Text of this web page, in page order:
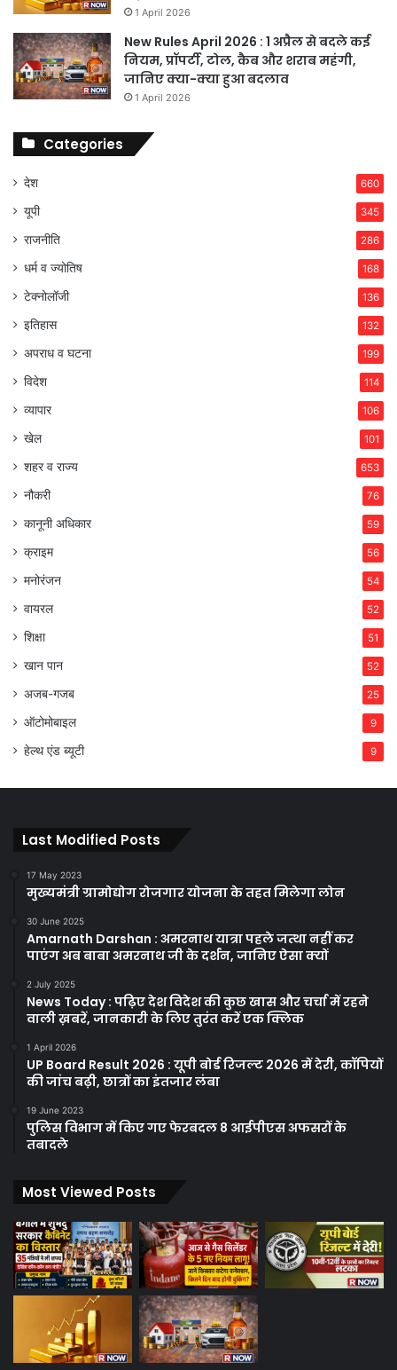
1 April 2026
New Rules April 2026 : 1 अप्रैल से बदले कई
नियम, प्रॉपर्टी, टोल, कैब और शराब महंगी,
जानिए क्या-क्या हुआ बदलाव
1 April 2026
Categories
देश 660
यूपी 345
राजनीति 286
धर्म व ज्योतिष 168
टेक्नोलॉजी 136
इतिहास 132
अपराध व घटना 199
विदेश 114
व्यापार 106
खेल 101
शहर व राज्य 653
नौकरी 76
कानूनी अधिकार 59
क्राइम 56
मनोरंजन 54
वायरल 52
शिक्षा 51
खान पान 52
अजब-गजब 25
ऑटोमोबाइल 9
हेल्थ एंड ब्यूटी 9
Last Modified Posts
17 May 2023
मुख्यमंत्री ग्रामोद्योग रोजगार योजना के तहत मिलेगा लोन
30 June 2025
Amarnath Darshan : अमरनाथ यात्रा पहले जत्था नहीं कर
पाएंग अब बाबा अमरनाथ जी के दर्शन, जानिए ऐसा क्यों
2 July 2025
News Today : पढ़िए देश विदेश की कुछ खास और चर्चा में रहने
वाली ख़बरें, जानकारी के लिए तुरंत करें एक क्लिक
1 April 2026
UP Board Result 2026 : यूपी बोर्ड रिजल्ट 2026 में देरी, कॉपियों
की जांच बढ़ी, छात्रों का इंतजार लंबा
19 June 2023
पुलिस विभाग में किए गए फेरबदल 8 आईपीएस अफसरों के
तबादले
Most Viewed Posts